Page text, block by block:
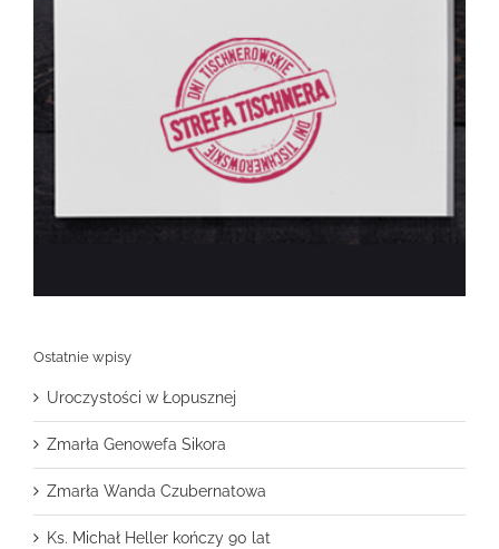
Ostatnie wpisy
Uroczystości w Łopusznej
Zmarła Genowefa Sikora
Zmarła Wanda Czubernatowa
Ks. Michał Heller kończy 90 lat